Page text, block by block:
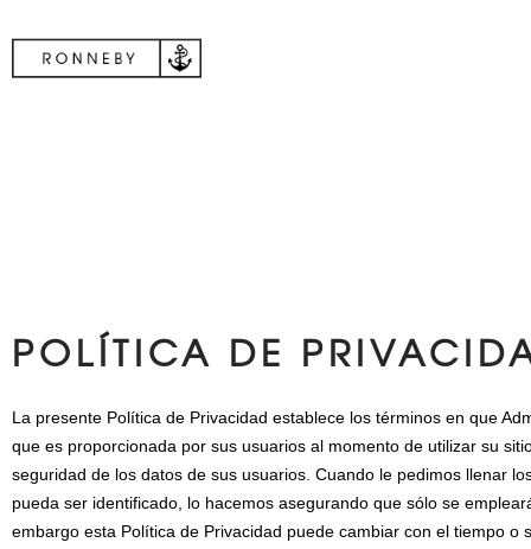
POLÍTICA DE
La presente Política de Privacidad establece los términos en que
que es proporcionada por sus usuarios al momento de utilizar su
seguridad de los datos de sus usuarios. Cuando le pedimos llenar
pueda ser identificado, lo hacemos asegurando que sólo se
embargo esta Política de Privacidad puede cambiar con el tiempo o